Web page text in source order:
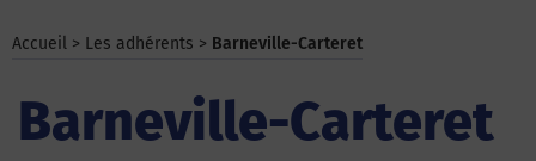
Accueil > Les adhérents > Barneville-Carteret
Barneville-Carteret